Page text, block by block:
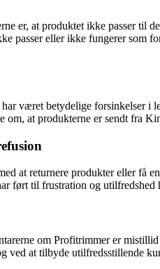
er, at produktet ikke passer til
passer eller ikke fungerer som
været betydelige forsinkelser i
om, at produkterne er sendt fra
at returnere produkter eller få
ført til frustration og utilfredshed
om Profitrimmer er
ved at tilbyde utilfredsstillende